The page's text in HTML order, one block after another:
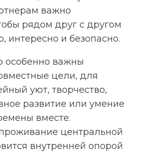
важно
рядом друг с другом
интересно и безопасно.
особенно важны
цели, для
уют, творчество,
развитие или умение
вместе.
центральной
внутренней опорой